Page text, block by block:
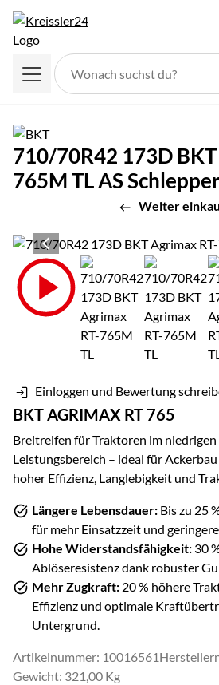
710/70R42 173D
765M TL AS
Weiter
Produktgalerie
Zur Kaufbox springen
Einloggen und Bewertung
BKT AGRIMAX RT 765
Breitreifen für Traktoren im
Leistungsbereich – ideal für
hoher Effizienz, Langlebigkeit und
Längere Lebensdauer: Bis zu 25
für mehr Einsatzzeit und
Hohe Widerstandsfähigkeit: 30
Ablöseresistenz dank robuster
Mehr Zugkraft: 20 % höhere
Effizienz und optimale
Untergrund.
Artikelnummer: 10016561
Gewicht: 321,00 Kg